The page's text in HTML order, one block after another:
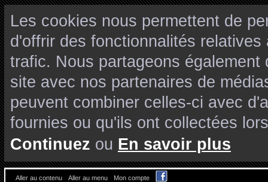
Les cookies nous permettent de
d'offrir des fonctionnalités
trafic. Nous partageons
site avec nos partenaires de
peuvent combiner celles-ci avec
fournies ou qu'ils ont collectées
Continuez ou En savoir plus
Aller au contenu Aller au menu Mon compte